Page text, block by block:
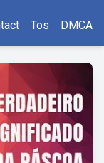
Tos DMCA